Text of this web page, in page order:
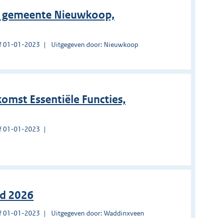
Nieuwkoop,
01-01-2023 Uitgegeven door: Nieuwkoop
Essentiële Functies,
01-01-2023
2026
01-01-2023 Uitgegeven door: Waddinxveen